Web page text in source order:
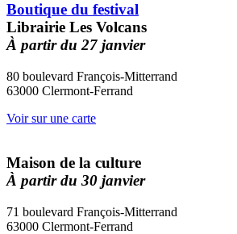
Boutique du festival
Librairie Les Volcans
À partir du 27 janvier
80 boulevard François-Mitterrand
63000 Clermont-Ferrand
Voir sur une carte
Maison de la culture
À partir du 30 janvier
71 boulevard François-Mitterrand
63000 Clermont-Ferrand